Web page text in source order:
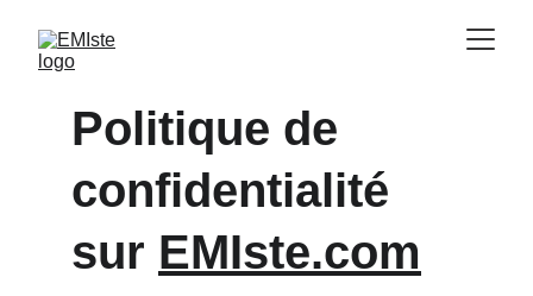
Politique de
confidentialité
sur EMIste.com